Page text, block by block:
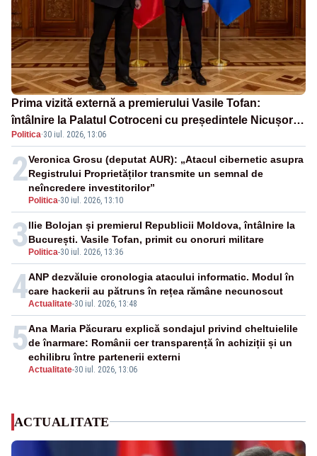
Prima vizită externă a premierului Vasile Tofan:
întâlnire la Palatul Cotroceni cu președintele Nicușor
Dan
Politica·30 iul. 2026, 13:06
2
Politica-30 iul. 2026, 13:10
Veronica Grosu (deputat AUR): „Atacul cibernetic asupra
Registrului Proprietăților transmite un semnal de
neîncredere investitorilor”
3Politica-30 iul. 2026, 13:36
Ilie Bolojan și premierul Republicii Moldova, întâlnire la
București. Vasile Tofan, primit cu onoruri militare
4Actualitate-30 iul. 2026, 13:48
ANP dezvăluie cronologia atacului informatic. Modul în
care hackerii au pătruns în rețea rămâne necunoscut
5
Actualitate-30 iul. 2026, 13:06
Ana Maria Păcuraru explică sondajul privind cheltuielile
de înarmare: Românii cer transparență în achiziții și un
echilibru între partenerii externi
ACTUALITATE